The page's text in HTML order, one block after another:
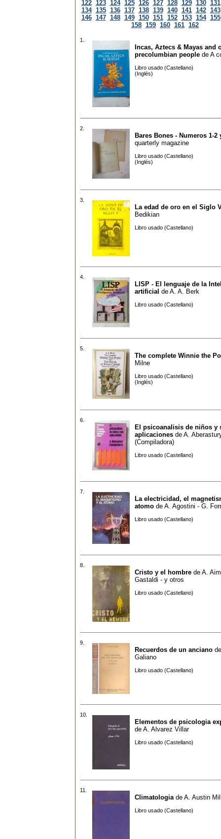
122 123 124 125 126 127 128 129 130 131
134 135 136 137 138 139 140 141 142 143
146 147 148 149 150 151 152 153 154 155
158 159 160 161 162
1.
Incas, Aztecs & Mayas and
precolumbian people de A
Libro usado (Castellano)
(Inglés)
2.
Bares Bones - Numeros 1-2
quarterly magazine
Libro usado (Castellano)
(Inglés)
3.
La edad de oro en el Siglo
Bedikian
Libro usado (Castellano)
4.
LISP - El lenguaje de la
artificial de A. A. Berk
Libro usado (Castellano)
5.
The complete Winnie the
Milne
Libro usado (Castellano)
(Inglés)
6.
El psicoanalisis de niños y
aplicaciones de A.
(Compiladora)
Libro usado (Castellano)
7.
La electricidad, el
atomo de A. Agostini - G.
Libro usado (Castellano)
8.
Cristo y el hombre de A.
Gastaldi - y otros
Libro usado (Castellano)
9.
Recuerdos de un anciano
Galiano
Libro usado (Castellano)
10.
Elementos de psicologia
de A. Alvarez Villar
Libro usado (Castellano)
11.
Climatologia de A. Austin
Libro usado (Castellano)